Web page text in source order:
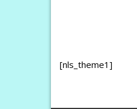
[nls_theme1]